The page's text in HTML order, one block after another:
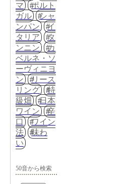
マ
ポルト
ガル
シャ
ンパン
イ
タリア
タ
ンニン
カ
ベルネ・ソ
ーヴィニヨ
ン
リース
リング
特
級畑
日本
ワイン
辛
口
ワイン
法
味わ
い
50音から検索